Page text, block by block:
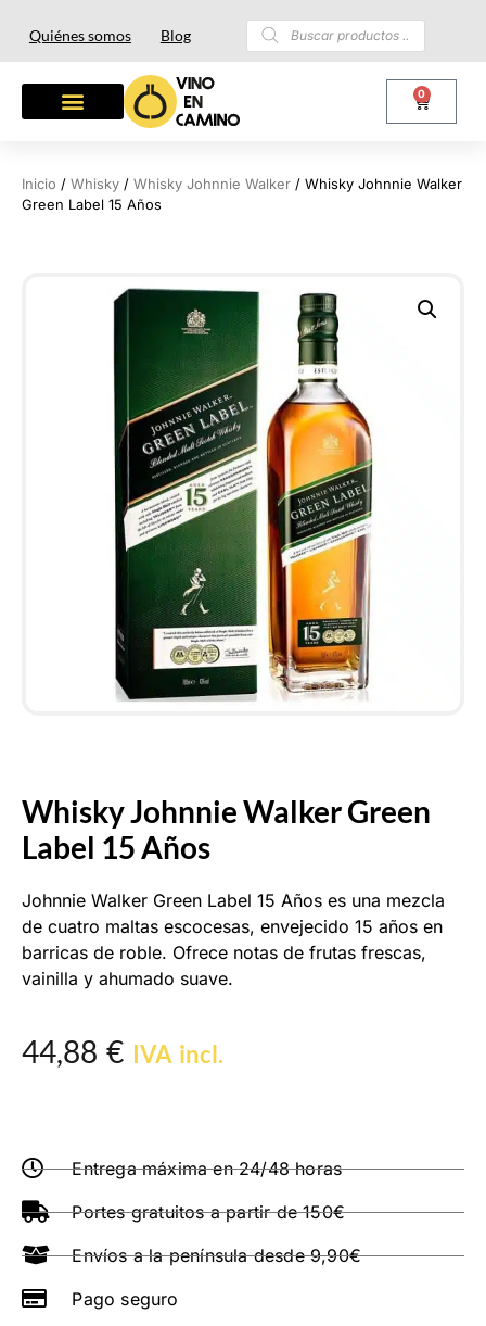
Quiénes somos Blog
0
Inicio / Whisky / Whisky Johnnie Walker / Whisky Johnnie Walker
Green Label 15 Años
Whisky Johnnie Walker Green
Label 15 Años
Johnnie Walker Green Label 15 Años es una mezcla
de cuatro maltas escocesas, envejecido 15 años en
barricas de roble. Ofrece notas de frutas frescas,
vainilla y ahumado suave.
44,88 € IVA incl.
Entrega máxima en 24/48 horas
Portes gratuitos a partir de 150€
Envíos a la península desde 9,90€
Pago seguro